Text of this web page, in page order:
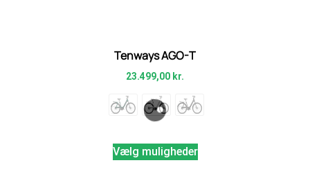
Tenways AGO-T
23.499,00 kr.
Vælg muligheder